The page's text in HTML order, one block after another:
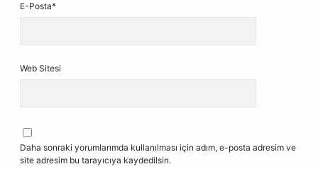
E-Posta*
Web Sitesi
Daha sonraki yorumlarımda kullanılması için adım, e-posta adresim ve
site adresim bu tarayıcıya kaydedilsin.